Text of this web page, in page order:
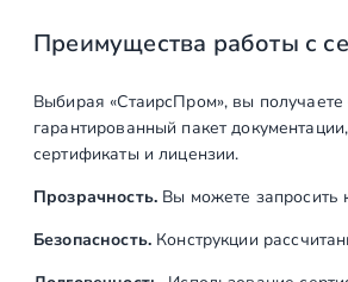
ы
,
л
и
й
Преимущества работы с
Выбирая «СтаирсПром», вы
гарантированный пакет
сертификаты и лицензии.
Прозрачность.Вы можете запросить
Безопасность.Конструкции